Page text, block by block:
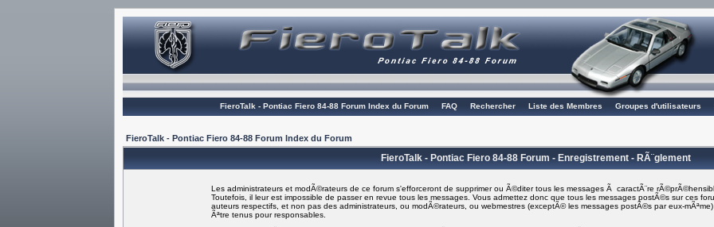
FieroTalk - Pontiac Fiero 84-88 Forum Index du Forum FAQ Rechercher Liste des Membres Groupes d'utilisateurs
FieroTalk - Pontiac Fiero 84-88 Forum Index du Forum
FieroTalk - Pontiac Fiero 84-88 Forum - Enregistrement - RÃ¨glement
Les administrateurs et modÃ©rateurs de ce forum s'efforceront de supprimer ou Ã©diter tous les messages Ã caractÃ¨re
Toutefois, il leur est impossible de passer en revue tous les messages. Vous admettez donc que tous les messages postÃ©s sur ces
auteurs respectifs, et non pas des administrateurs, ou modÃ©rateurs, ou webmestres (exceptÃ© les messages postÃ©s par eux-
Ãªtre tenus pour responsables.